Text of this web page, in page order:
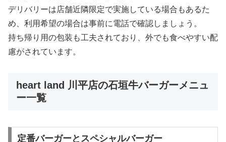
デリバリーは店舗近隣限定で実施している場合もあるた
め、利用希望の場合は事前に電話で確認しましょう。
持ち帰り用の包装も工夫されており、外でも食べやすい配
慮がされています。
heart land 川平店の石垣牛バーガーメニュ
ー一覧
定番バーガーとスペシャルバーガー